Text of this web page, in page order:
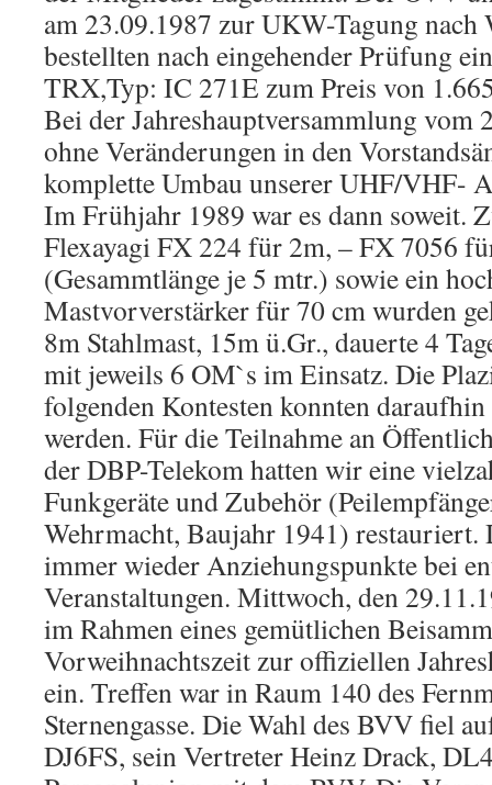
am 23.09.1987 zur UKW-Tagung nach
bestellten nach eingehender Prüfung
TRX,Typ: IC 271E zum Preis von
Bei der Jahreshauptversammlung vom
ohne Veränderungen in den
komplette Umbau unserer UHF/VHF-
Im Frühjahr 1989 war es dann soweit.
Flexayagi FX 224 für 2m, – FX 7056
(Gesammtlänge je 5 mtr.) sowie ein
Mastvorverstärker für 70 cm wurden
8m Stahlmast, 15m ü.Gr., dauerte 4
mit jeweils 6 OM`s im Einsatz. Die
folgenden Kontesten konnten
werden. Für die Teilnahme an
der DBP-Telekom hatten wir eine
Funkgeräte und Zubehör
Wehrmacht, Baujahr 1941) restauriert.
immer wieder Anziehungspunkte bei
Veranstaltungen. Mittwoch, den
im Rahmen eines gemütlichen
Vorweihnachtszeit zur offiziellen
ein. Treffen war in Raum 140 des
Sternengasse. Die Wahl des BVV fiel
DJ6FS, sein Vertreter Heinz Drack,